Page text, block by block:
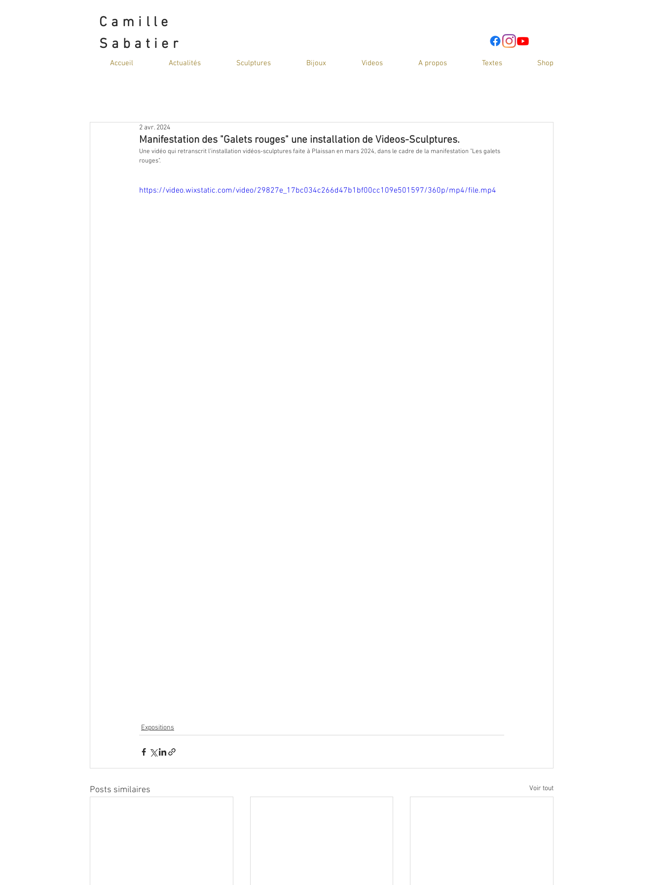
Camille
Sabatier
Accueil Actualités Sculptures Bijoux Videos A propos Textes Shop
Manifestation des "Galets rouges" une installation de Videos-Sculptures.
2 avr. 2024
Une vidéo qui retranscrit l’installation vidéos-sculptures faite à Plaissan en mars 2024, dans le cadre de la manifestation "Les galets
rouges".
https://video.wixstatic.com/video/29827e_17bc034c266d47b1bf00cc109e501597/360p/mp4/file.mp4
Expositions
Posts similaires Voir tout